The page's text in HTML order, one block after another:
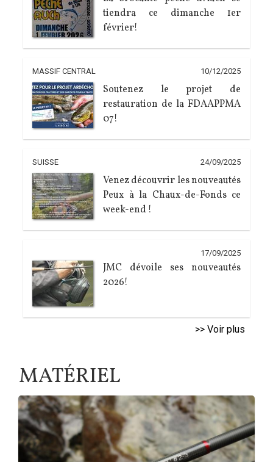
tiendra ce dimanche 1er
février!
MASSIF CENTRAL 10/12/2025
Soutenez le projet de
restauration de la FDAAPPMA
07!
SUISSE 24/09/2025
Venez découvrir les nouveautés
Peux à la Chaux-de-Fonds ce
week-end !
17/09/2025
JMC dévoile ses nouveautés
2026!
>> Voir plus
MATÉRIEL